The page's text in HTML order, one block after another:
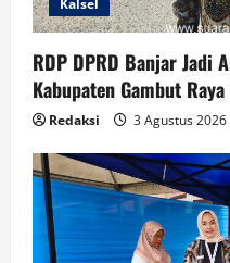
RDP DPRD Banjar Jadi
Kabupaten Gambut
Redaksi 3 Agustus 2026